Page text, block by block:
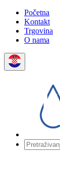
Početna
Kontakt
Trgovina
O nama